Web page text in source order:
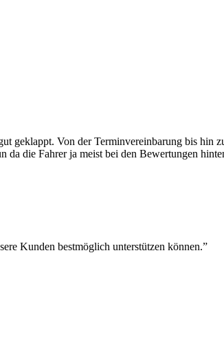
geklappt. Von der Terminvereinbarung bis hin
die Fahrer ja meist bei den Bewertungen
Kunden bestmöglich unterstützen können.”